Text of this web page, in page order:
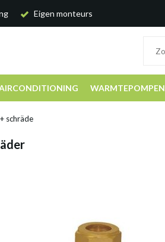
Eigen monteurs
WARMTEPOMPEN
schräde